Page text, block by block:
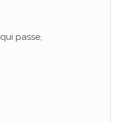
passe,